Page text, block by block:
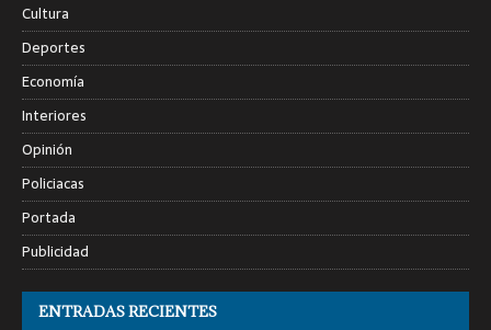
Cultura
Deportes
Economía
Interiores
Opinión
Policiacas
Portada
Publicidad
ENTRADAS RECIENTES